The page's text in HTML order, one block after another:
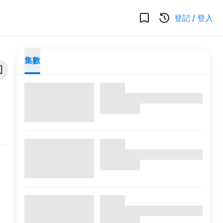
登記 / 登入
集數